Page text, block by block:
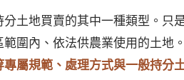
土地買賣的其中一種類型。只
圍內、依法供農業使用的土地。
屬規範、處理方式與一般持分